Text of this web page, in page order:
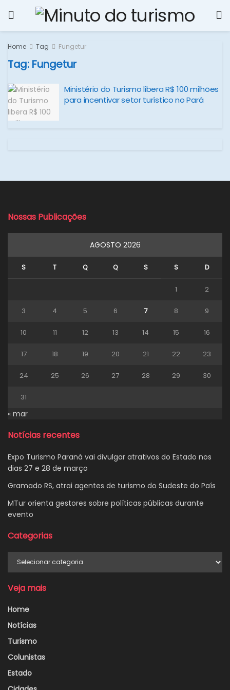
Home Tag Fungetur
Tag: Fungetur
Ministério do Turismo libera R$ 100 milhões
para incentivar setor turístico no Pará
Nossas Publicações
AGOSTO 2026
S T Q Q S S D
1 2
3 4 5 6 7 8 9
10 11 12 13 14 15 16
17 18 19 20 21 22 23
24 25 26 27 28 29 30
31
« mar
Notícias recentes
Expo Turismo Paraná vai divulgar atrativos do Estado nos
dias 27 e 28 de março
Gramado RS, atrai agentes de turismo do Sudeste do País
MTur orienta gestores sobre políticas públicas durante
evento
Categorias
Veja mais
Home
Notícias
Turismo
Colunistas
Estado